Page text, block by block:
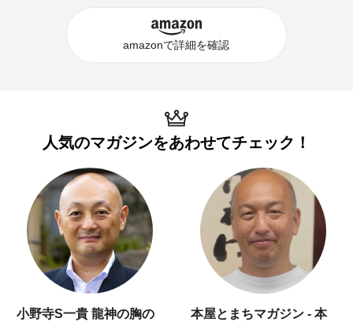
amazonで詳細を確認
人気のマガジンをあわせてチェック！
小野寺S一貴 龍神の胸の
本屋とまちマガジン - 本